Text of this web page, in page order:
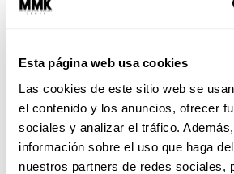
Esta página web usa cookies
Las cookies de este sitio web se
el contenido y los anuncios, ofrecer
sociales y analizar el tráfico.
información sobre el uso que haga
nuestros partners de redes sociales,
El Factor
helicóptero de Luis